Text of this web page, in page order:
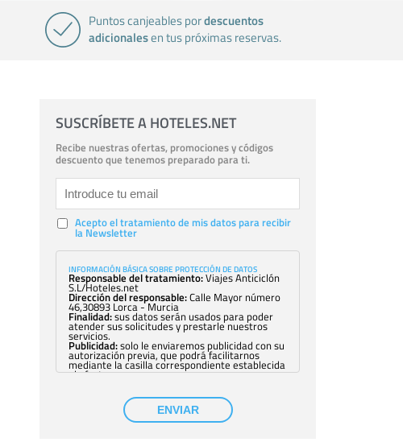
Puntos canjeables pordescuentos
adicionalesen tus próximas reservas.
SUSCRÍBETE A HOTELES.NET
Recibe nuestras ofertas, promociones y códigos
descuento que tenemos preparado para ti.
Acepto el tratamiento de mis datos para recibir
la Newsletter
INFORMACIÓN BÁSICA SOBRE PROTECCIÓN DE DATOS
Responsable del tratamiento:Viajes Anticiclón
S.L/Hoteles.net
Dirección del responsable:Calle Mayor número
46,30893 Lorca - Murcia
Finalidad:sus datos serán usados para poder
atender sus solicitudes y prestarle nuestros
servicios.
Publicidad:solo le enviaremos publicidad con su
autorización previa, que podrá facilitarnos
mediante la casilla correspondiente establecida
al efecto.
con su consentimiento previo, que podrá
facilitarnos mediante la casilla correspondiente
establecida al efecto.
Destinatarios:con carácter general, sólo el
ENVIAR